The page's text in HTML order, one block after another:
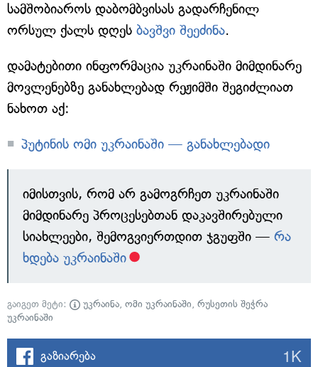
სამშობიაროს დაბომბვისას გადარჩენილ
ორსულ ქალს დღეს ბავშვი შეეძინა.
დამატებითი ინფორმაცია უკრაინაში მიმდინარე
მოვლენებზე განახლებად რეჟიმში შეგიძლიათ
ნახოთ აქ:
პუტინის ომი უკრაინაში — განახლებადი
იმისთვის, რომ არ გამოგრჩეთ უკრაინაში
მიმდინარე პროცესებთან დაკავშირებული
სიახლეები, შემოგვიერთდით ჯგუფში — რა
ხდება უკრაინაში
გაიგეთ მეტი: უკრაინა, ომი უკრაინაში, რუსეთის შეჭრა
უკრაინაში
გაზიარება 1K